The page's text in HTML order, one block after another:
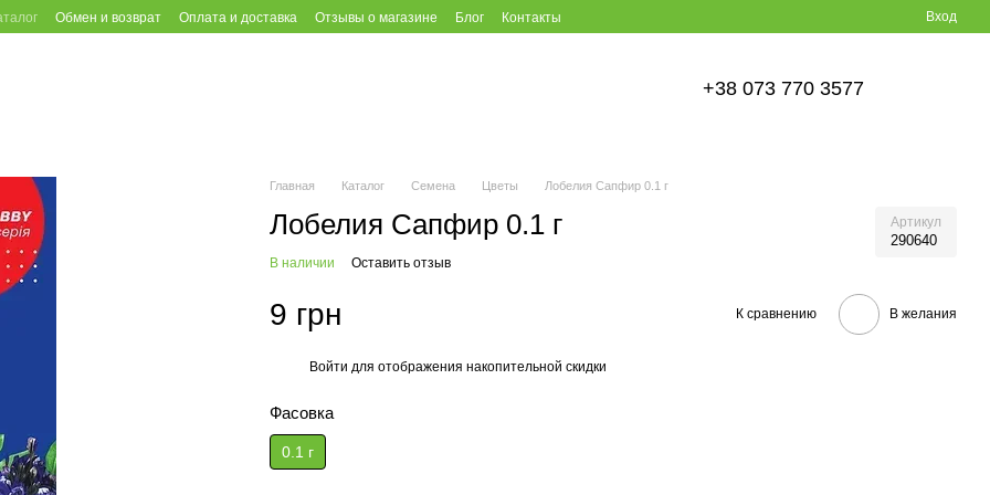
Обмен и возврат Оплата и доставка Отзывы о магазине Блог Контакты Вход
+38 073 770 3577
Главная Каталог Семена Цветы Лобелия Сапфир 0.1 г
Лобелия Сапфир 0.1 г Артикул
290640
В наличии Оставить отзыв
9 грн К сравнению В желания
Войти для отображения накопительной скидки
Фасовка
0.1 г